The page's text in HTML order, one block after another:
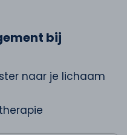
bij
naar je lichaam